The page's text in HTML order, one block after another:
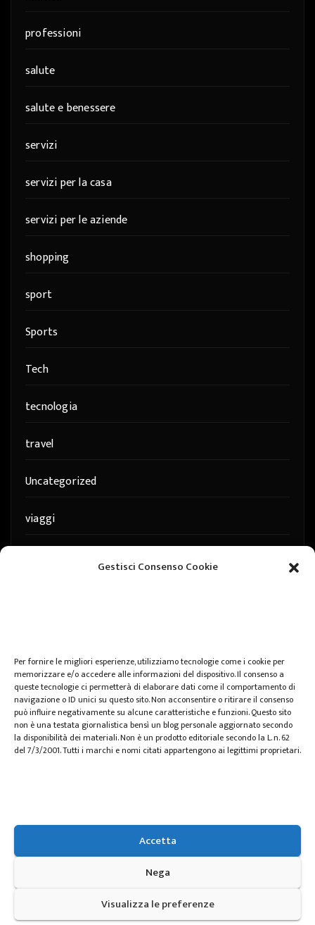
Gestisci Consenso Cookie
Per fornire le migliori esperienze, utilizziamo tecnologie come i cookie per
memorizzare e/o accedere alle informazioni del dispositivo. Il consenso a
queste tecnologie ci permetterà di elaborare dati come il comportamento di
navigazione o ID unici su questo sito. Non acconsentire o ritirare il consenso
può influire negativamente su alcune caratteristiche e funzioni. Questo sito
non è una testata giornalistica bensì un blog personale aggiornato secondo
la disponibilità dei materiali. Non è un prodotto editoriale secondo la L. n. 62
del 7/3/2001. Tutti i marchi e nomi citati appartengono ai legittimi proprietari.
Accetta
Nega
Visualizza le preferenze
professioni
salute
salute e benessere
servizi
servizi per la casa
servizi per le aziende
shopping
sport
Sports
Tech
tecnologia
travel
Uncategorized
viaggi
Zspace.it
Spazio per le informazioni
Proudly powered by WordPress| Tema: Mag Dark di